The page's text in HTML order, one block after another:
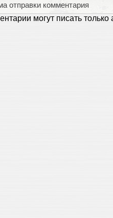
отправки комментария
могут писать